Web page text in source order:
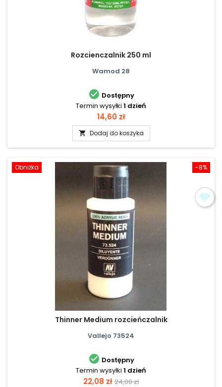
Rozcienczalnik 250 ml
Wamod 28
 Dostępny
Termin wysyłki 1 dzień
Cena
14,60 zł
 Dodaj do koszyka
-8%
Obniżka
Thinner Medium rozcieńczalnik
Vallejo 73524
 Dostępny
Termin wysyłki 1 dzień
Cena
22,08 zł Cena
24,00 zł